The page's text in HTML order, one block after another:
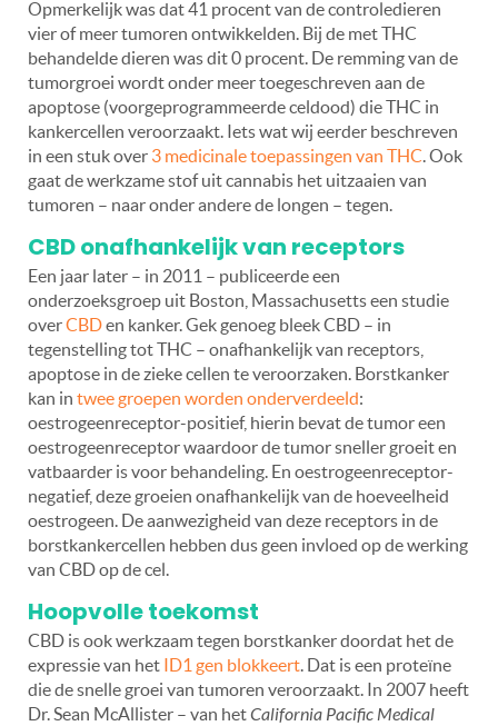
Opmerkelijk was dat 41 procent van de controledieren
vier of meer tumoren ontwikkelden. Bij de met THC
behandelde dieren was dit 0 procent. De remming van de
tumorgroei wordt onder meer toegeschreven aan de
apoptose (voorgeprogrammeerde celdood) die THC in
kankercellen veroorzaakt. Iets wat wij eerder beschreven
in een stuk over 3 medicinale toepassingen van THC . Ook
gaat de werkzame stof uit cannabis het uitzaaien van
tumoren – naar onder andere de longen – tegen.
CBD onafhankelijk van receptors
Een jaar later – in 2011 – publiceerde een
onderzoeksgroep uit Boston, Massachusetts een studie
overCBDen kanker. Gek genoeg bleek CBD – in
tegenstelling tot THC – onafhankelijk van receptors,
apoptose in de zieke cellen te veroorzaken. Borstkanker
kan in twee groepen worden onderverdeeld:
oestrogeenreceptor-positief, hierin bevat de tumor een
oestrogeenreceptor waardoor de tumor sneller groeit en
vatbaarder is voor behandeling. En oestrogeenreceptor-
negatief, deze groeien onafhankelijk van de hoeveelheid
oestrogeen. De aanwezigheid van deze receptors in de
borstkankercellen hebben dus geen invloed op de werking
van CBD op de cel.
Hoopvolle toekomst
CBD is ook werkzaam tegen borstkanker doordat het de
expressie van het ID1 gen blokkeert . Dat is een proteïne
die de snelle groei van tumoren veroorzaakt. In 2007 heeft
Dr. Sean McAllister – van hetCalifornia Pacific Medical